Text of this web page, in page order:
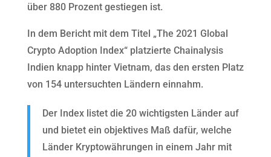
über 880 Prozent gestiegen ist.
In dem Bericht mit dem Titel „The 2021 Global
Crypto Adoption Index“ platzierte Chainalysis
Indien knapp hinter Vietnam, das den ersten Platz
von 154 untersuchten Ländern einnahm.
Der Index listet die 20 wichtigsten Länder auf
und bietet ein objektives Maß dafür, welche
Länder Kryptowährungen in einem Jahr mit